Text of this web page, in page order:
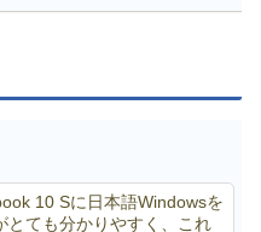
10 Sに日本語Windowsを
とても分かりやすく、これ